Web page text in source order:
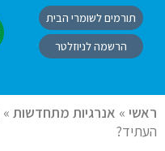
תורמים לשומרי הבית
הרשמה לניוזלטר
ראשי » אנרגיות מתחדשות »
העתיד?